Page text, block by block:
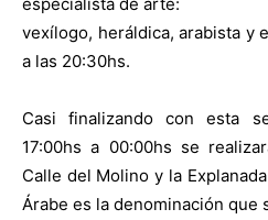
vexílogo, heráldica, arabista y
a las 20:30hs.
Casi finalizando con esta
17:00hs a 00:00hs se
Calle del Molino y la
Árabe es la denominación que